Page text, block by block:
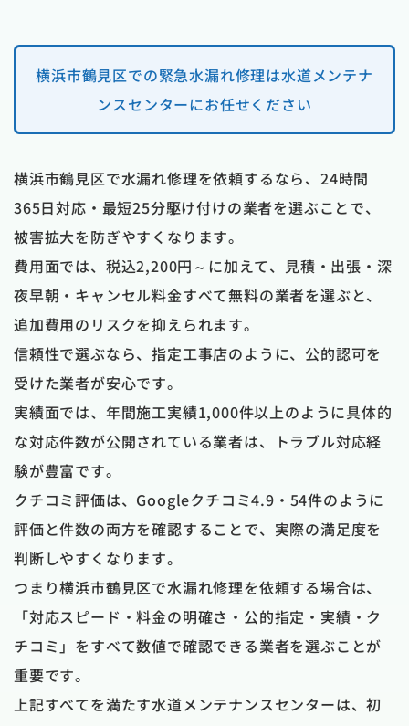
横浜市鶴見区での緊急水漏れ修理は水道メンテナ
ンスセンターにお任せください
横浜市鶴見区で水漏れ修理を依頼するなら、24時間
365日対応・最短25分駆け付けの業者を選ぶことで、
被害拡大を防ぎやすくなります。
費用面では、税込2,200円～に加えて、見積・出張・深
夜早朝・キャンセル料金すべて無料の業者を選ぶと、
追加費用のリスクを抑えられます。
信頼性で選ぶなら、指定工事店のように、公的認可を
受けた業者が安心です。
実績面では、年間施工実績1,000件以上のように具体的
な対応件数が公開されている業者は、トラブル対応経
験が豊富です。
クチコミ評価は、Googleクチコミ4.9・54件のように
評価と件数の両方を確認することで、実際の満足度を
判断しやすくなります。
つまり横浜市鶴見区で水漏れ修理を依頼する場合は、
「対応スピード・料金の明確さ・公的指定・実績・ク
チコミ」をすべて数値で確認できる業者を選ぶことが
重要です。
上記すべてを満たす水道メンテナンスセンターは、初